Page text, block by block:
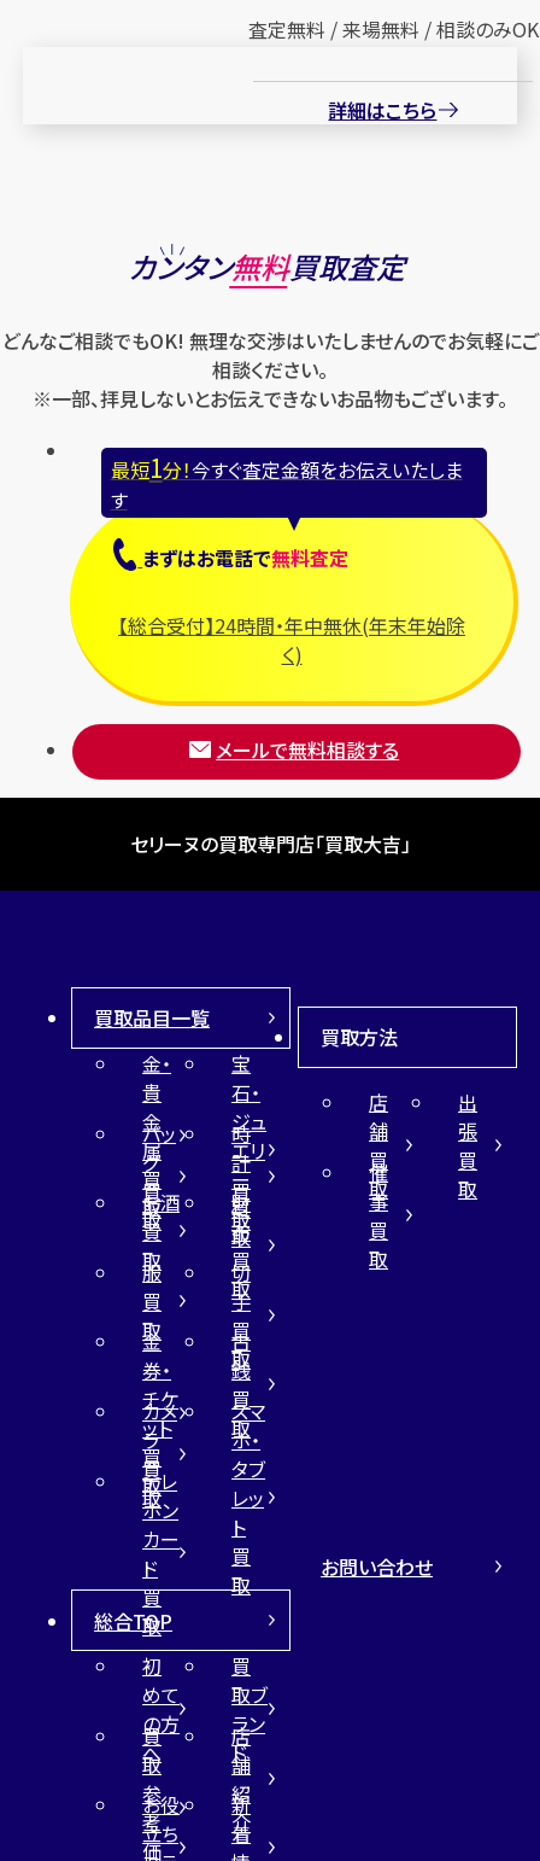
査定無料 / 来場無料 / 相談のみOK
詳細はこちら
カンタン無料買取査定
どんなご相談でもOK! 無理な交渉はいたしませんのでお気軽にご
相談ください。
※一部、拝見しないとお伝えできないお品物もございます。
最短1分！今すぐ査定金額をお伝えいたしま
す
まずはお電話で無料査定
【総合受付】24時間・年中無休(年末年始除
く)
メールで無料相談する
セリーヌの買取専門店「買取大吉」
買取品目一覧
金・
貴
金
属
買
取
宝
石・
ジュ
エリ
ー
買
取
バッ
グ
買
取
時
計
買
取
お酒
買
取
財
布
買
取
服
買
取
切
手
買
取
金
券・
チケ
ット
買
取
古
銭
買
取
カメ
ラ
買
取
スマ
ホ・
タブ
レッ
ト
買
取
テレ
ホン
カー
ド
買
取
買取方法
店
舗
買
取
出
張
買
取
催
事
買
取
総合TOP
初
めて
の方
へ
買
取ブ
ラン
ド
買
取
参
考
価
店
舗
紹
介
お役
立ち
新
着
お問い合わせ